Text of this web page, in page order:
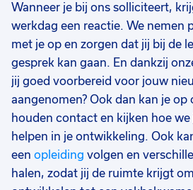
Wanneer je bij ons solliciteert,
werkdag een reactie. We nemen
met je op en zorgen dat jij bij de
gesprek kan gaan. En dankzij
jij goed voorbereid voor jouw
aangenomen? Ook dan kan je op
houden contact en kijken hoe
helpen in je ontwikkeling. Ook
een opleiding volgen en
halen, zodat jij de ruimte krijgt
Klantenservice 1
Opleidingsniveau 0
Mbo 22
Vmbo 1
Soort contract 0
Uitzicht op vast 18